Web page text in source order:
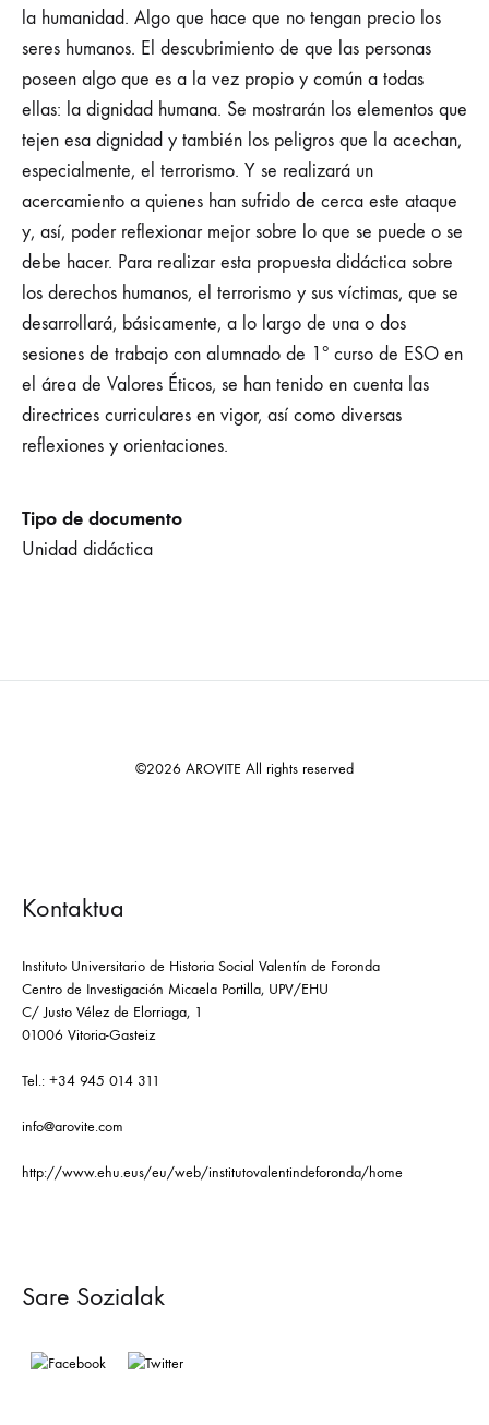
la humanidad. Algo que hace que no tengan precio los
seres humanos. El descubrimiento de que las personas
poseen algo que es a la vez propio y común a todas
ellas: la dignidad humana. Se mostrarán los elementos que
tejen esa dignidad y también los peligros que la acechan,
especialmente, el terrorismo. Y se realizará un
acercamiento a quienes han sufrido de cerca este ataque
y, así, poder reflexionar mejor sobre lo que se puede o se
debe hacer. Para realizar esta propuesta didáctica sobre
los derechos humanos, el terrorismo y sus víctimas, que se
desarrollará, básicamente, a lo largo de una o dos
sesiones de trabajo con alumnado de 1º curso de ESO en
el área de Valores Éticos, se han tenido en cuenta las
directrices curriculares en vigor, así como diversas
reflexiones y orientaciones.
Tipo de documento
Unidad didáctica
©2026 AROVITE All rights reserved
Kontaktua
Instituto Universitario de Historia Social Valentín de Foronda
Centro de Investigación Micaela Portilla, UPV/EHU
C/ Justo Vélez de Elorriaga, 1
01006 Vitoria-Gasteiz
Tel.: +34 945 014 311
info@arovite.com
http://www.ehu.eus/eu/web/institutovalentindeforonda/home
Sare Sozialak